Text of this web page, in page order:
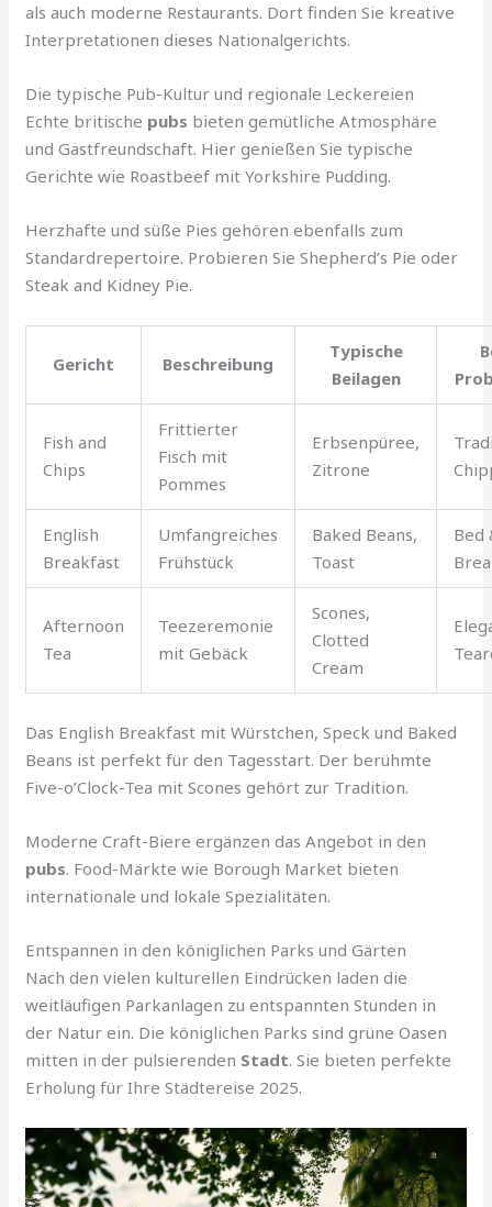
als auch moderne Restaurants. Dort finden Sie kreative
Interpretationen dieses Nationalgerichts.
Die typische Pub-Kultur und regionale Leckereien
Echte britische pubs bieten gemütliche Atmosphäre
und Gastfreundschaft. Hier genießen Sie typische
Gerichte wie Roastbeef mit Yorkshire Pudding.
Herzhafte und süße Pies gehören ebenfalls zum
Standardrepertoire. Probieren Sie Shepherd’s Pie oder
Steak and Kidney Pie.
Gericht Beschreibung
Typische
Beilagen
Fish and
Chips
Frittierter
Fisch mit
Pommes
Erbsenpüree,
Zitrone
English
Breakfast
Umfangreiches
Frühstück
Baked Beans,
Toast
Bed
Afternoon
Tea
Teezeremonie
mit Gebäck
Scones,
Clotted
Cream
Das English Breakfast mit Würstchen, Speck und Baked
Beans ist perfekt für den Tagesstart. Der berühmte
Five-o’Clock-Tea mit Scones gehört zur Tradition.
Moderne Craft-Biere ergänzen das Angebot in den
pubs. Food-Märkte wie Borough Market bieten
internationale und lokale Spezialitäten.
Entspannen in den königlichen Parks und Gärten
Nach den vielen kulturellen Eindrücken laden die
weitläufigen Parkanlagen zu entspannten Stunden in
der Natur ein. Die königlichen Parks sind grüne Oasen
mitten in der pulsierenden Stadt. Sie bieten perfekte
Erholung für Ihre Städtereise 2025.